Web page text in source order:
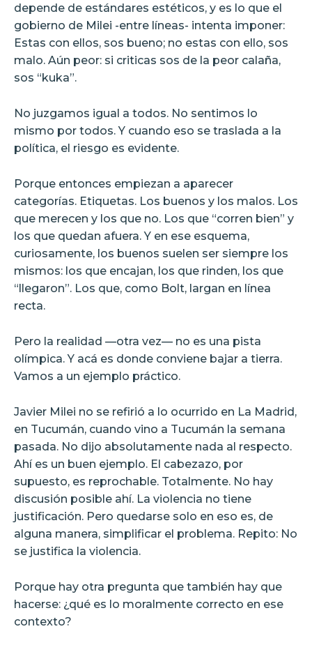
depende de estándares estéticos, y es lo que el
gobierno de Milei -entre líneas- intenta imponer:
Estas con ellos, sos bueno; no estas con ello, sos
malo. Aún peor: si criticas sos de la peor calaña,
sos “kuka”.
No juzgamos igual a todos. No sentimos lo
mismo por todos. Y cuando eso se traslada a la
política, el riesgo es evidente.
Porque entonces empiezan a aparecer
categorías. Etiquetas. Los buenos y los malos. Los
que merecen y los que no. Los que “corren bien” y
los que quedan afuera. Y en ese esquema,
curiosamente, los buenos suelen ser siempre los
mismos: los que encajan, los que rinden, los que
“llegaron”. Los que, como Bolt, largan en línea
recta.
Pero la realidad —otra vez— no es una pista
olímpica. Y acá es donde conviene bajar a tierra.
Vamos a un ejemplo práctico.
Javier Milei no se refirió a lo ocurrido en La Madrid,
en Tucumán, cuando vino a Tucumán la semana
pasada. No dijo absolutamente nada al respecto.
Ahí es un buen ejemplo. El cabezazo, por
supuesto, es reprochable. Totalmente. No hay
discusión posible ahí. La violencia no tiene
justificación. Pero quedarse solo en eso es, de
alguna manera, simplificar el problema. Repito: No
se justifica la violencia.
Porque hay otra pregunta que también hay que
hacerse: ¿qué es lo moralmente correcto en ese
contexto?